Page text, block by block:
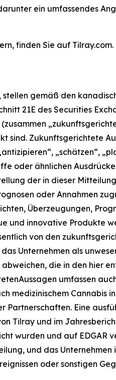
ein umfassendes
finden Sie auf
stellen gemäß den
21E des Securities
sind. Zukunftsgerichtete
„schätzen“,
oder ähnlichen
der in dieser
oder Annahmen
Überzeugungen,
und innovative Produkte
von den
Unternehmen als
die in den hier
umfassen
medizinischem Cannabis
Partnerschaften. Eine
Tilray und im
wurden und auf EDGAR
und das Unternehmen
oder sonstigen